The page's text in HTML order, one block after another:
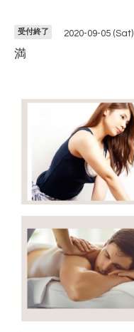
受付終了 2020-09-05 (Sat)
満